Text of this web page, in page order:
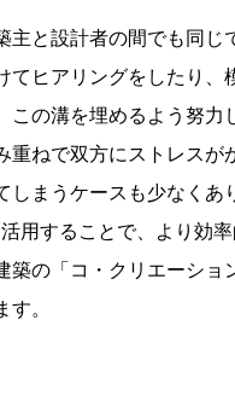
主と設計者の間でも同じ
てヒアリングをしたり、
この溝を埋めるよう努力
重ねで双方にストレスが
しまうケースも少なくあ
用することで、より効
築の「コ・クリエーショ
す。